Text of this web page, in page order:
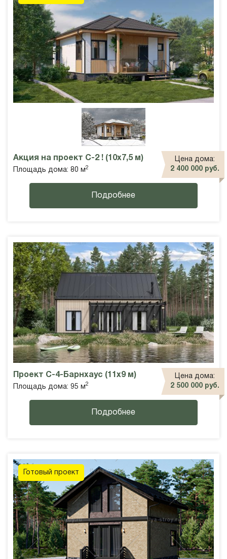
Акция на проект С-2 ! (10х7,5 м)
Площадь дома: 80 м2
Цена дома:
2 400 000 руб.
Подробнее
Проект С-4-Барнхаус (11х9 м)
Площадь дома: 95 м2
Цена дома:
2 500 000 руб.
Подробнее
Готовый проект